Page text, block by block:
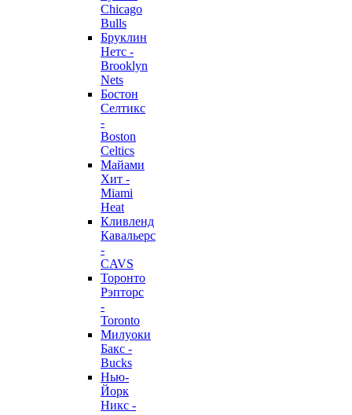
Chicago
Bulls
Бруклин
Нетс -
Brooklyn
Nets
Бостон
Селтикс
-
Boston
Celtics
Майами
Хит -
Miami
Heat
Кливленд
Кавальерс
-
CAVS
Торонто
Рэпторс
-
Toronto
Милуоки
Бакс -
Bucks
Нью-
Йорк
Никс -